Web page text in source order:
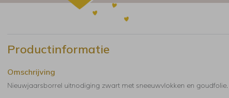
Productinformatie
Omschrijving
Nieuwjaarsborrel uitnodiging zwart met sneeuwvlokken en goudfolie.